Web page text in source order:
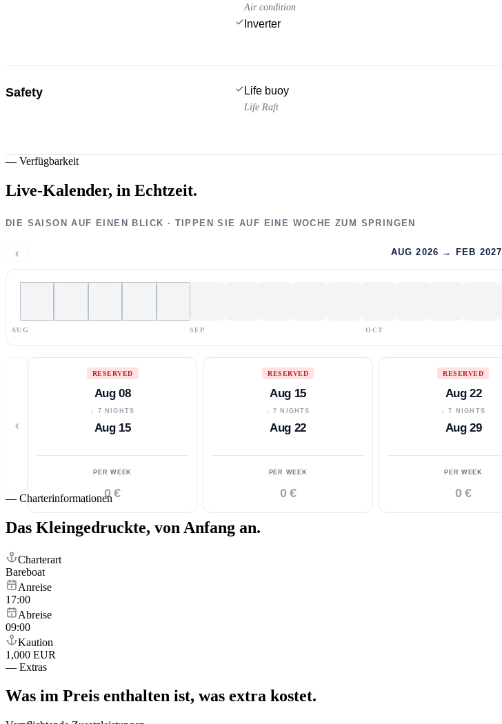
Air condition
Inverter
Safety Life buoy
Life Raft
— Verfügbarkeit
Live-Kalender, in Echtzeit.
DIE SAISON AUF EINEN BLICK · TIPPEN SIE AUF EINE WOCHE ZUM SPRINGEN
‹ AUG 2026 → FEB 2027
AUG SEP OCT
‹
RESERVED
Aug 08
↓ 7 NIGHTS
Aug 15
PER WEEK
0 €
RESERVED
Aug 15
↓ 7 NIGHTS
Aug 22
PER WEEK
0 €
RESERVED
Aug 22
↓ 7 NIGHTS
Aug 29
PER WEEK
0 €
— Charterinformationen
Das Kleingedruckte, von Anfang an.
Charterart
Bareboat
Anreise
17:00
Abreise
09:00
Kaution
1,000 EUR
— Extras
Was im Preis enthalten ist, was extra kostet.